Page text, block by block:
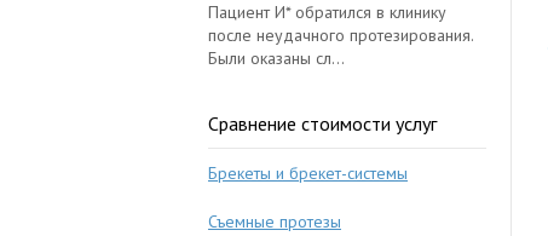
Пациент И* обратился в клинику
после неудачного протезирования.
Были оказаны сл...
Сравнение стоимости услуг
Брекеты и брекет-системы
Съемные протезы